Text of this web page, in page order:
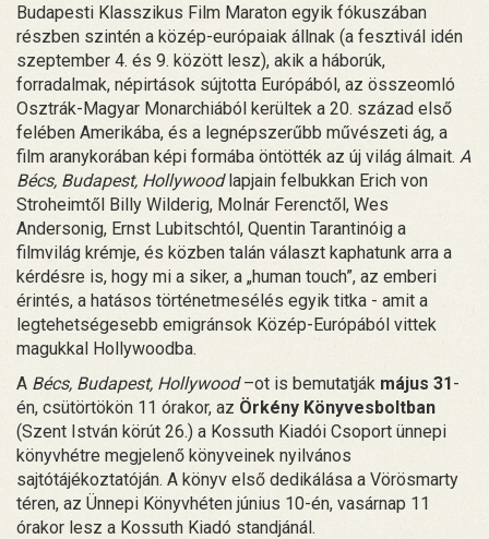
Budapesti Klasszikus Film Maraton egyik fókuszában
részben szintén a közép-európaiak állnak (a fesztivál idén
szeptember 4. és 9. között lesz), akik a háborúk,
forradalmak, népirtások sújtotta Európából, az összeomló
Osztrák-Magyar Monarchiából kerültek a 20. század első
felében Amerikába, és a legnépszerűbb művészeti ág, a
film aranykorában képi formába öntötték az új világ álmait. A
Bécs, Budapest, Hollywoodlapjain felbukkan Erich von
Stroheimtől Billy Wilderig, Molnár Ferenctől, Wes
Andersonig, Ernst Lubitschtól, Quentin Tarantinóig a
filmvilág krémje, és közben talán választ kaphatunk arra a
kérdésre is, hogy mi a siker, a „human touch”, az emberi
érintés, a hatásos történetmesélés egyik titka - amit a
legtehetségesebb emigránsok Közép-Európából vittek
magukkal Hollywoodba.
A Bécs, Budapest, Hollywood–ot is bemutatják május 31-
én, csütörtökön 11 órakor, az Örkény Könyvesboltban
(Szent István körút 26.) a Kossuth Kiadói Csoport ünnepi
könyvhétre megjelenő könyveinek nyilvános
sajtótájékoztatóján. A könyv első dedikálása a Vörösmarty
téren, az Ünnepi Könyvhéten június 10-én, vasárnap 11
órakor lesz a Kossuth Kiadó standjánál.